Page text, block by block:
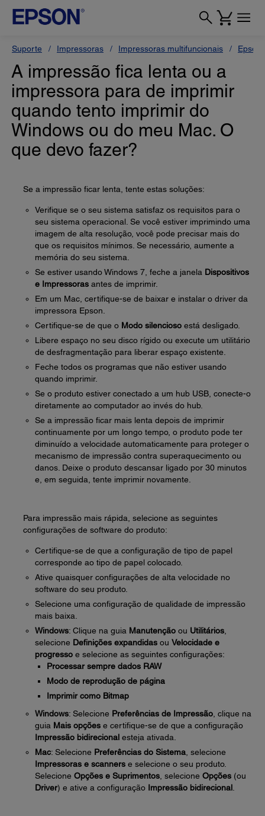
Suporte Impressoras Impressoras multifuncionais Epson
A impressão fica lenta ou a
impressora para de imprimir
quando tento imprimir do
Windows ou do meu Mac. O
que devo fazer?
Se a impressão ficar lenta, tente estas soluções:
Verifique se o seu sistema satisfaz os requisitos para o
seu sistema operacional. Se você estiver imprimindo uma
imagem de alta resolução, você pode precisar mais do
que os requisitos mínimos. Se necessário, aumente a
memória do seu sistema.
Se estiver usando Windows 7, feche a janela Dispositivos
e Impressoras antes de imprimir.
Em um Mac, certifique-se de baixar e instalar o driver da
impressora Epson.
Certifique-se de que o Modo silencioso está desligado.
Libere espaço no seu disco rígido ou execute um utilitário
de desfragmentação para liberar espaço existente.
Feche todos os programas que não estiver usando
quando imprimir.
Se o produto estiver conectado a um hub USB, conecte-o
diretamente ao computador ao invés do hub.
Se a impressão ficar mais lenta depois de imprimir
continuamente por um longo tempo, o produto pode ter
diminuído a velocidade automaticamente para proteger o
mecanismo de impressão contra superaquecimento ou
danos. Deixe o produto descansar ligado por 30 minutos
e, em seguida, tente imprimir novamente.
Para impressão mais rápida, selecione as seguintes
configurações de software do produto:
Certifique-se de que a configuração de tipo de papel
corresponde ao tipo de papel colocado.
Ative quaisquer configurações de alta velocidade no
software do seu produto.
Selecione uma configuração de qualidade de impressão
mais baixa.
Windows: Clique na guia Manutenção ou Utilitários
selecione Definições expandidas ou Velocidade e
progresso e selecione as seguintes configurações:
Processar sempre dados RAW
Modo de reprodução de página
Imprimir como Bitmap
Windows: Selecione Preferências de Impressão , clique na
guia Mais opções e certifique-se de que a configuração
Impressão bidirecional esteja ativada.
Mac: Selecione Preferências do Sistema , selecione
Impressoras e scanners e selecione o seu produto.
Selecione Opções e Suprimentos , selecione Opções (ou
Driver) e ative a configuração Impressão bidirecional